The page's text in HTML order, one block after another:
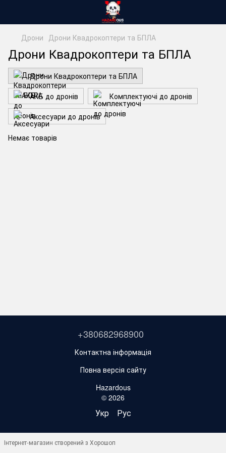
Дрони Дрони Квадрокоптери та БПЛА
Дрони Квадрокоптери та БПЛА
Дрони Квадрокоптери та БПЛА
АКБ до дронів
Комплектуючі до дронів
Аксесуари до дронів
Немає товарів
+380682968900
Контактна інформація
Повна версія сайту
Hazardous
© 2026
Укр Рус
Інтернет-магазин створений з Хорошоп